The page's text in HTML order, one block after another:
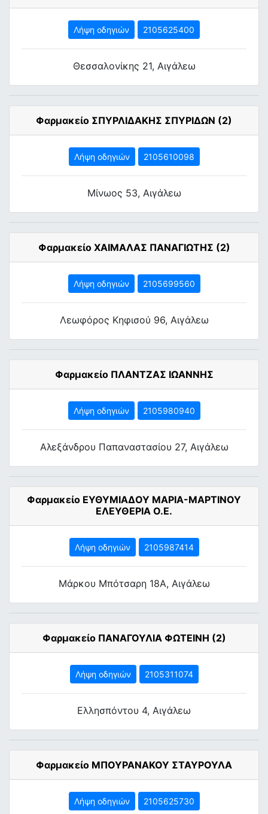
Λήψη οδηγιών 2105625400
Θεσσαλονίκης 21, Αιγάλεω
Φαρμακείο ΣΠΥΡΛΙΔΑΚΗΣ ΣΠΥΡΙΔΩΝ (2)
Λήψη οδηγιών 2105610098
Μίνωος 53, Αιγάλεω
Φαρμακείο ΧΑΙΜΑΛΑΣ ΠΑΝΑΓΙΩΤΗΣ (2)
Λήψη οδηγιών 2105699560
Λεωφόρος Κηφισού 96, Αιγάλεω
Φαρμακείο ΠΛΑΝΤΖΑΣ ΙΩΑΝΝΗΣ
Λήψη οδηγιών 2105980940
Αλεξάνδρου Παπαναστασίου 27, Αιγάλεω
Φαρμακείο ΕΥΘΥΜΙΑΔΟΥ ΜΑΡΙΑ-ΜΑΡΤΙΝΟΥ
ΕΛΕΥΘΕΡΙΑ Ο.Ε.
Λήψη οδηγιών 2105987414
Μάρκου Μπότσαρη 18Α, Αιγάλεω
Φαρμακείο ΠΑΝΑΓΟΥΛΙΑ ΦΩΤΕΙΝΗ (2)
Λήψη οδηγιών 2105311074
Ελλησπόντου 4, Αιγάλεω
Φαρμακείο ΜΠΟΥΡΑΝΑΚΟΥ ΣΤΑΥΡΟΥΛΑ
Λήψη οδηγιών 2105625730